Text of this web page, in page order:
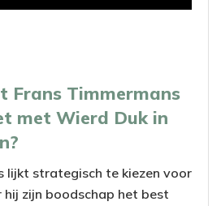
Frans Timmermans
met Wierd Duk in
lijkt strategisch te kiezen voor
zijn boodschap het best